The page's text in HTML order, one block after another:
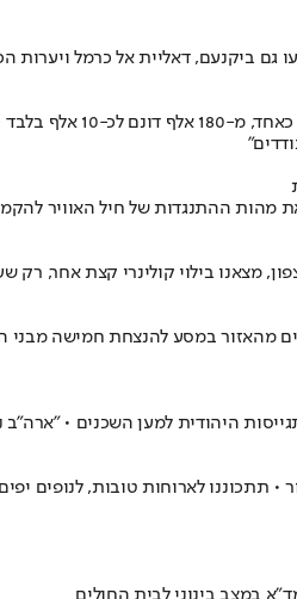
גם ביקנעם, דאליית אל כרמל ויערות
מאז קום המדינה
מהות ההתנגדות של חיל האוויר
מצאנו בילוי קולינרי קצת אחר, רק
מהאזור במסע להנצחת חמישה
היהודית למען השכנים •
לארוחות טובות, לנופים יפים